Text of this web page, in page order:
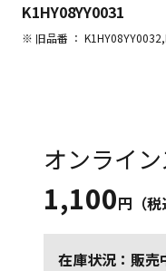
K1HY08YY0031
※ 旧品番 ：
オンライ
1,100円（税
在庫状況：販売